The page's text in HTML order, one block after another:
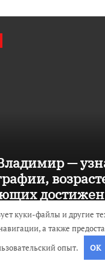
—
Дек 3, 2023
куки-файлы и другие
а также
опыт.
OK